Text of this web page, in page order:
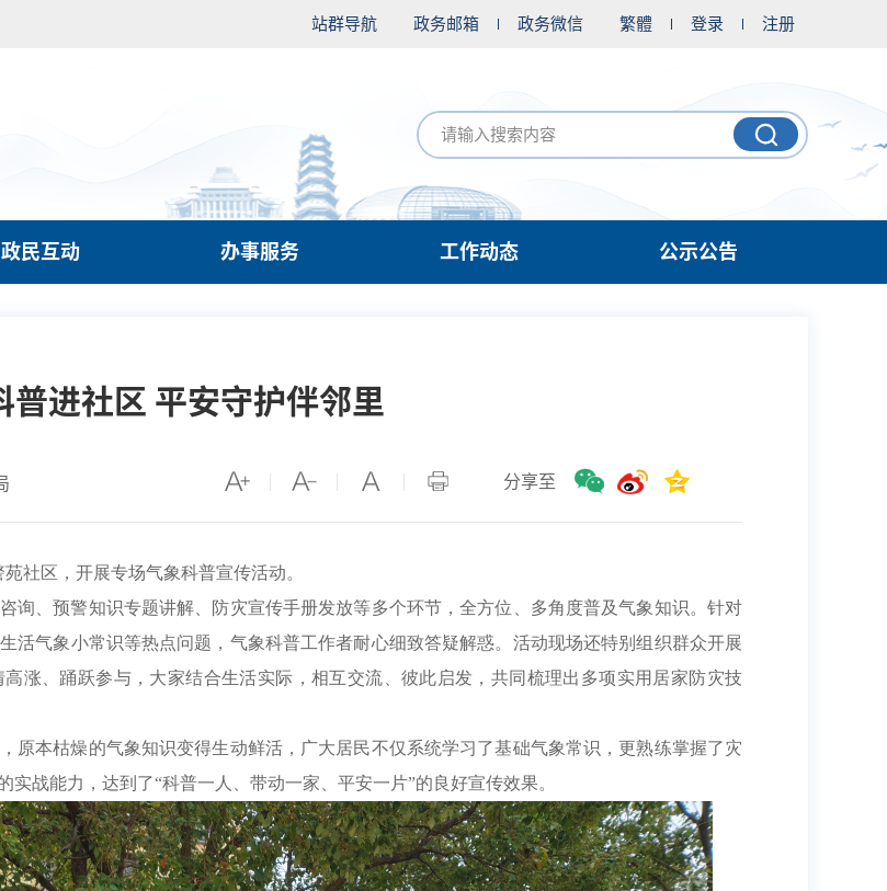
站群导航 政务邮箱 政务微信 繁體 登录 注册
政民互动 办事服务 工作动态 公示公告
普进社区 平安守护伴邻里
分享至
社区，开展专场气象科普宣传活动。
询、预警知识专题讲解、防灾宣传手册发放等多个环节，全方位、多角度普及气象知识。针对
气象小常识等热点问题，气象科普工作者耐心细致答疑解惑。 活动现场还特别组织群众开展
涨、踊跃参与，大家结合生活实际，相互交流、彼此启发， 共同梳理出多项实用居家防灾技
原本枯燥的气象知识变得生动鲜活，广大居民不仅系统学习了基础气象常识，更熟练掌握了灾
战能力，达到了“科普一人、带动一家、平安一片”的良好宣传效果。